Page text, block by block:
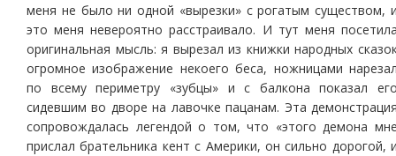
меня не было ни одной «вырезки» с рогатым существом,
это меня невероятно расстраивало. И тут меня
оригинальная мысль: я вырезал из книжки народных
огромное изображение некоего беса, ножницами
по всему периметру «зубцы» и с балкона показал
сидевшим во дворе на лавочке пацанам. Эта
сопровождалась легендой о том, что «этого демона
прислал брательника кент с Америки, он сильно дорогой,